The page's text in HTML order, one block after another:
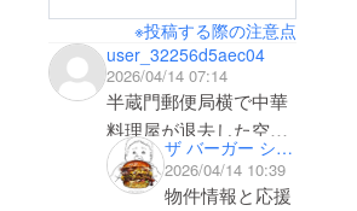
※投稿する際の注意点
user_32256d5aec04
2026/04/14 07:14
半蔵門郵便局横で中華
料理屋が退去した空き
物件があるみたいです
が、ご興味あります
ザ バーガー ショップ 紀尾井町本店
2026/04/14 10:39
物件情報と応援